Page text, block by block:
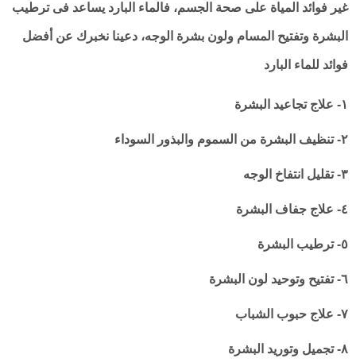
غير فوائد المياة على صحة الجسم، فالماء البارد يساعد فى ترطيب
البشرة وتفتيح المسام ولون بشرة الوجه، دعينا نخبرك عن أفضل
فوائد للماء البارد
١- علاج تجاعيد البشرة
٢- تنظيف البشرة من السموم والبذور السوداء
٣- تقليل انتفاخ الوجه
٤- علاج جفاف البشرة
٥- ترطيب البشرة
٦- تفتيح وتوحيد لون البشرة
٧- علاج حبوب الشباب
٨- تجميل وتوريد البشرة